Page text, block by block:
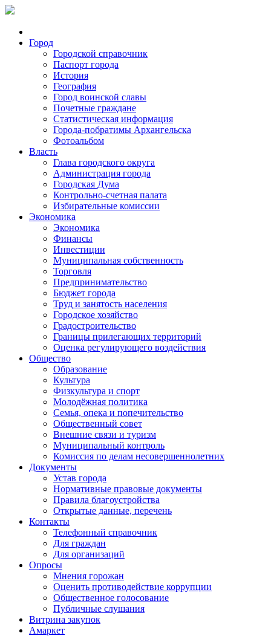
Город
Городской справочник
Паспорт города
История
География
Город воинской славы
Почетные граждане
Статистическая информация
Города-побратимы Архангельска
Фотоальбом
Власть
Глава городского округа
Администрация города
Городская Дума
Контрольно-счетная палата
Избирательные комиссии
Экономика
Экономика
Финансы
Инвестиции
Муниципальная собственность
Торговля
Предпринимательство
Бюджет города
Труд и занятость населения
Городское хозяйство
Градостроительство
Границы прилегающих территорий
Оценка регулирующего воздействия
Общество
Образование
Культура
Физкультура и спорт
Молодёжная политика
Семья, опека и попечительство
Общественный совет
Внешние связи и туризм
Муниципальный контроль
Комиссия по делам несовершеннолетних
Документы
Устав города
Нормативные правовые документы
Правила благоустройства
Открытые данные, перечень
Контакты
Телефонный справочник
Для граждан
Для организаций
Опросы
Мнения горожан
Оценить противодействие коррупции
Общественное голосование
Публичные слушания
Витрина закупок
Амаркет